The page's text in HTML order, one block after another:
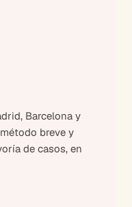
Barcelona y
breve y
de casos, en